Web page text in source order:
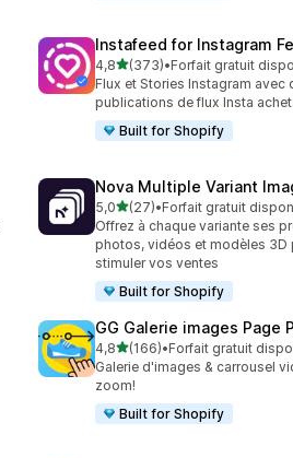
Instafeed for Instagram
4,8étoile(s) sur 5
(373)
373 avis au total
•Forfait gratuit
Flux et Stories Instagram avec
publications de flux Insta
Built for Shopify
Nova Multiple Variant
5,0étoile(s) sur 5
(27)
27 avis au total
•Forfait gratuit
Offrez à chaque variante ses
photos, vidéos et modèles 3D
stimuler vos ventes
Built for Shopify
GG Galerie images Page
4,8étoile(s) sur 5
(166)
166 avis au total
•Forfait gratuit
Galerie d'images & carrousel
zoom!
Built for Shopify